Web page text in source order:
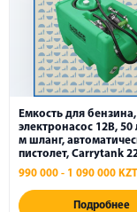
Нагнетатели
Насосы
Емкость для бензина,
электронасос 12В,
м шланг,
пистолет, Carrytank
990 000 - 1 090 000 KZT
Подробнее